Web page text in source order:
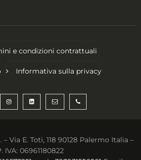
e condizioni contrattuali
Informativa sulla privacy
Via E. Toti, 118 90128 Palermo Italia –
IVA: 06961180822